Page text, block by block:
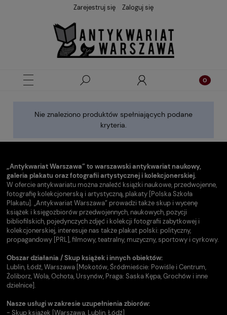
Zarejestruj się Zaloguj się
Nie znaleziono produktów spełniających podane
kryteria.
„Antykwariat Warszawa” to warszawski antykwariat naukowy,
galeria plakatu oraz fotografii artystycznej i kolekcjonerskiej.
W ofercie antykwariatu można znaleźć książki naukowe, przedwojenne,
fotografię kolekcjonerską i artystyczną, plakaty [Polska Szkoła
Plakatu]. „Antykwariat Warszawa” prowadzi także skup i wycenę
książek i księgozbiorów przedwojennych, naukowych, pozycji
bibliofilskich, pojedynczych zdjęć i kolekcji fotografii zabytkowej i
kolekcjonerskiej, interesuje nas także plakat polski: polityczny,
propagandowy [PRL], filmowy, teatralny, muzyczny, sportowy i cyrkowy.
Obszar działania / Skup książek i innych obiektów:
Lublin, Łódź, Warszawa [Mokotów, Śródmieście: Powiśle i Centrum,
Żoliborz, Wola, Ochota, Ursynów, Praga: Saska Kępa, Grochów i inne
dzielnice].
Nasze usługi w zakresie uzupełnienia zbiorów:
- Skup książek [Warszawa, Lublin, Łódź]